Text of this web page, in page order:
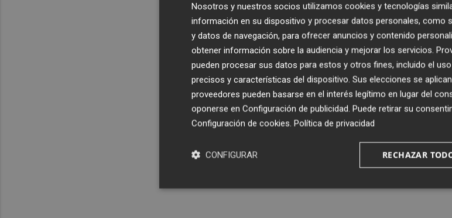
Nosotros y nuestros socios utilizamos cookies y tecnologías
información en su dispositivo y procesar datos personales, como
y datos de navegación, para ofrecer anuncios y contenido
obtener información sobre la audiencia y mejorar los servicios.
pueden procesar sus datos para estos y otros fines, incluido el
precisos y características del dispositivo. Sus elecciones se
proveedores pueden basarse en el interés legítimo en lugar del
oponerse en Configuración de publicidad. Puede retirar su
Configuración de cookies. Política de privacidad
RECHAZAR
CONFIGURAR